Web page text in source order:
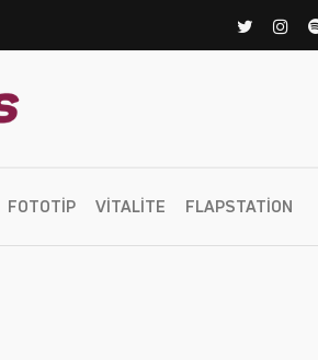
FOTOTIP VITALITE FLAPSTATION